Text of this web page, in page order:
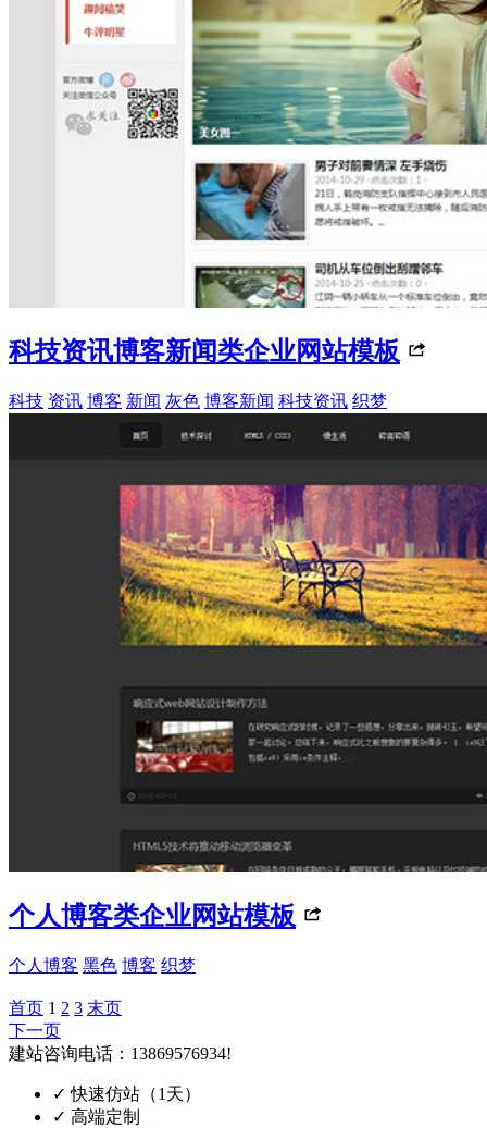
科技资讯博客新闻类企业网站模板
科技 资讯 博客 新闻 灰色 博客新闻 科技资讯 织梦
个人博客类企业网站模板
个人博客 黑色 博客 织梦
首页 1 2 3 末页
下一页
建站咨询电话：13869576934!
✓ 快速仿站（1天）
✓ 高端定制